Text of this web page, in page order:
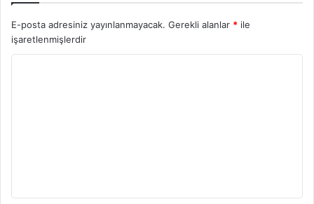
E-posta adresiniz yayınlanmayacak. Gerekli alanlar * ile
işaretlenmişlerdir